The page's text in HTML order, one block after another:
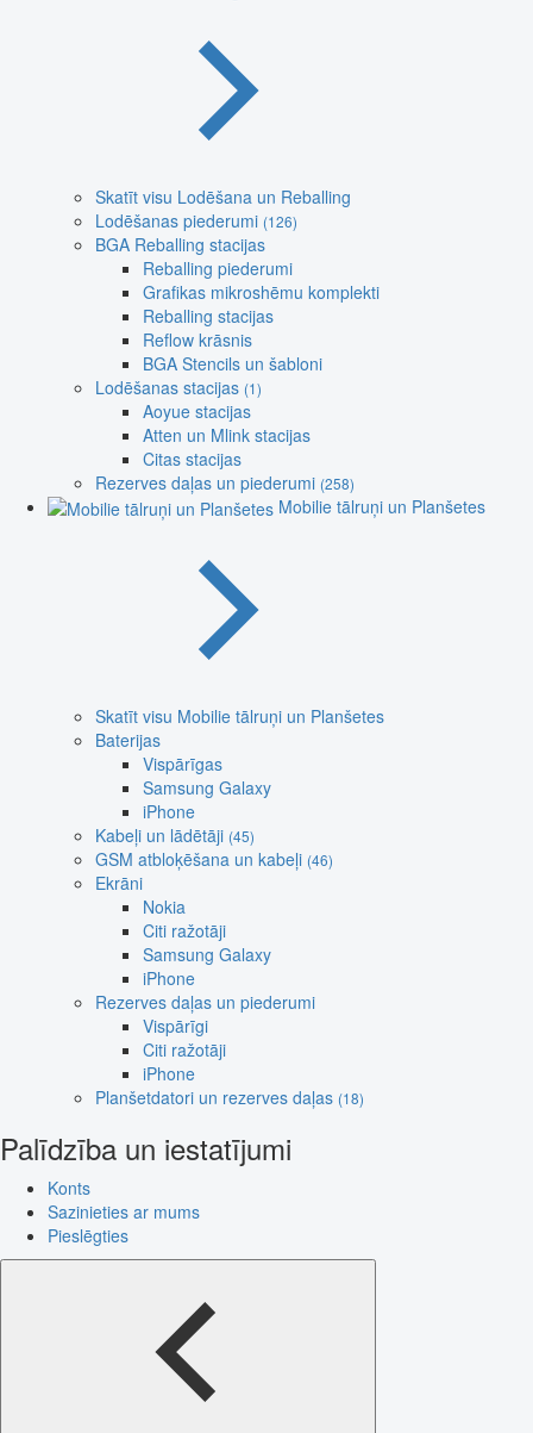
Skatīt visu Lodēšana un Reballing
Lodēšanas piederumi (126)
BGA Reballing stacijas
Reballing piederumi
Grafikas mikroshēmu komplekti
Reballing stacijas
Reflow krāsnis
BGA Stencils un šabloni
Lodēšanas stacijas (1)
Aoyue stacijas
Atten un Mlink stacijas
Citas stacijas
Rezerves daļas un piederumi (258)
Mobilie tālruņi un Planšetes
Skatīt visu Mobilie tālruņi un Planšetes
Baterijas
Vispārīgas
Samsung Galaxy
iPhone
Kabeļi un lādētāji (45)
GSM atbloķēšana un kabeļi (46)
Ekrāni
Nokia
Citi ražotāji
Samsung Galaxy
iPhone
Rezerves daļas un piederumi
Vispārīgi
Citi ražotāji
iPhone
Planšetdatori un rezerves daļas (18)
Palīdzība un iestatījumi
Konts
Sazinieties ar mums
Pieslēgties